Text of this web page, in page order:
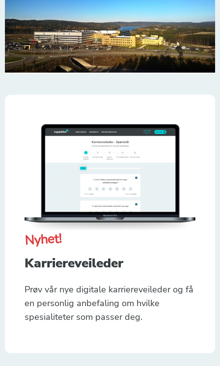
Nyhet!
Karriereveileder
Prøv vår nye digitale karriereveileder og få
en personlig anbefaling om hvilke
spesialiteter som passer deg.